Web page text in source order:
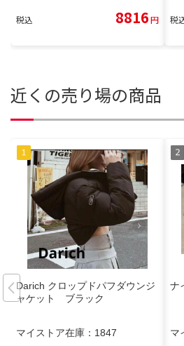
税込 8816円 税
近くの売り場の商品
Darich クロップドパフダウンジ
ャケット ブラック
マイストア在庫： 1847
ナ
マ